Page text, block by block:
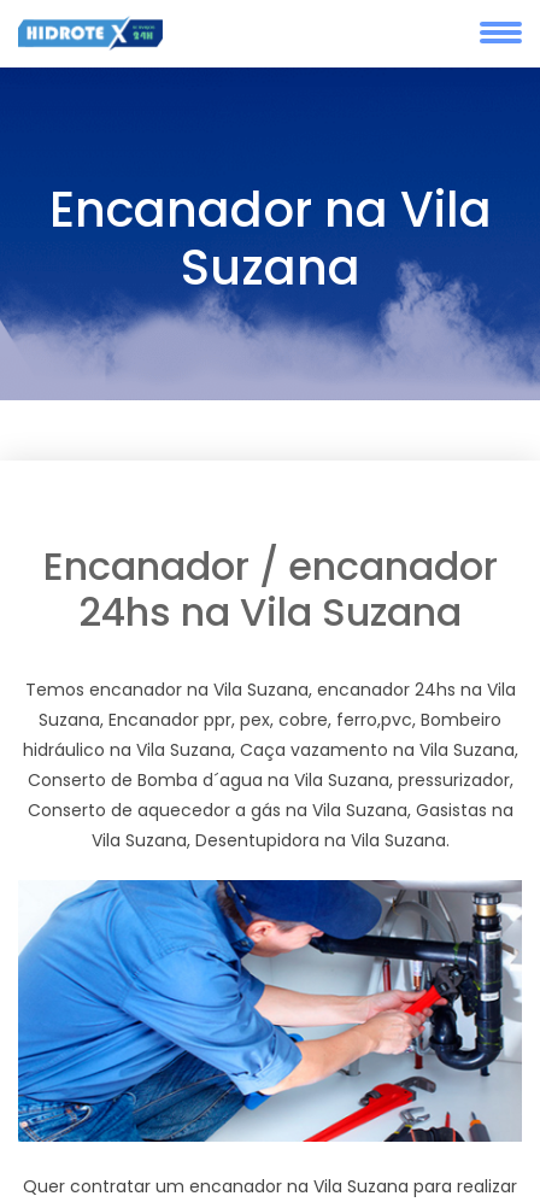
Encanador na Vila
Suzana
Encanador / encanador
24hs na Vila Suzana
Temos encanador na Vila Suzana, encanador 24hs na Vila
Suzana, Encanador ppr, pex, cobre, ferro,pvc, Bombeiro
hidráulico na Vila Suzana, Caça vazamento na Vila Suzana,
Conserto de Bomba d´agua na Vila Suzana, pressurizador,
Conserto de aquecedor a gás na Vila Suzana, Gasistas na
Vila Suzana, Desentupidora na Vila Suzana.
Quer contratar um encanador na Vila Suzana para realizar